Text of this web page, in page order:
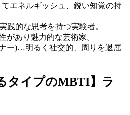
エネルギッシュ、鋭い知覚の持
践的な思考を持つ実験者。
があり魅力的な芸術家。
ー)…明るく社交的、周りを退屈
タイプのMBTI】ラ